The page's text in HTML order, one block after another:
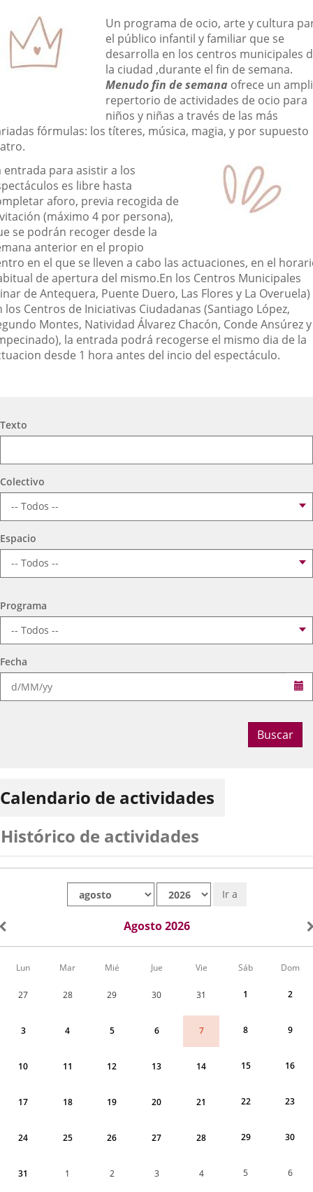
una
aplicación
externa.
una
aplicación
externa.
una
Un programa de ocio, arte y cultura
el público infantil y familiar que se
desarrolla en los centros municipales
la ciudad ,durante el fin de semana.
Menudo fin de semana ofrece un
repertorio de actividades de ocio para
niños y niñas a través de las más
fórmulas: los títeres, música, magia, y por supuesto
entrada para asistir a los
es libre hasta
aforo, previa recogida de
(máximo 4 por persona),
se podrán recoger desde la
anterior en el propio
en el que se lleven a cabo las actuaciones, en el
de apertura del mismo.En los Centros Municipales
de Antequera, Puente Duero, Las Flores y La Overuela)
los Centros de Iniciativas Ciudadanas (Santiago López,
Montes, Natividad Álvarez Chacón, Conde Ansúrez y
la entrada podrá recogerse el mismo dia de la
desde 1 hora antes del incio del espectáculo.
Búsqueda
Texto
Colectivo
Espacio
Programa
Fecha
Buscar
Calendario de actividades
Histórico de actividades
Ir a
Agosto 2026
Calendario
correspondiente
Lun Mar Mié Jue Vie Sáb Dom
27 28 29 30 31 1 2
3 4 5 6 7 8 9
10 11 12 13 14 15 16
17 18 19 20 21 22 23
24 25 26 27 28 29 30
31 1 2 3 4 5 6